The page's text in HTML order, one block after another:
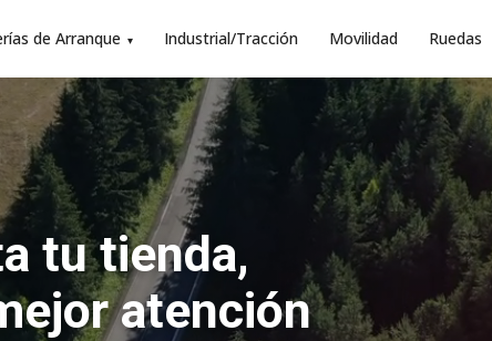
de Arranque ▾ Industrial/Tracción Movilidad Ruedas
tu tienda,
atención